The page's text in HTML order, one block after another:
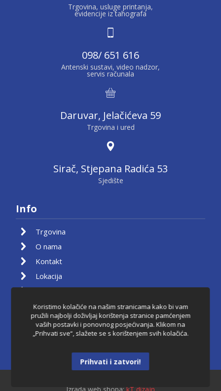
Trgovina, usluge printanja,
evidencije iz tahografa
098/ 651 616
Antenski sustavi, video nadzor,
servis računala
Daruvar, Jelačićeva 59
Trgovina i ured
Sirač, Stjepana Radića 53
Sjedište
Info
Trgovina
O nama
Kontakt
Lokacija
Moj račun
Košarica
Pravila privatnosti
Uvjeti korištenja
Koristimo kolačiće na našim stranicama kako bi vam
pružili najbolji doživljaj korištenja stranice pamćenjem
vaših postavki i ponovnog posjećivanja. Klikom na
„Prihvati sve“, slažete se s korištenjem svih kolačića.
Prihvati i zatvori!